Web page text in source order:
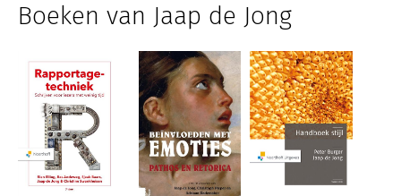
Boeken van Jaap de Jong